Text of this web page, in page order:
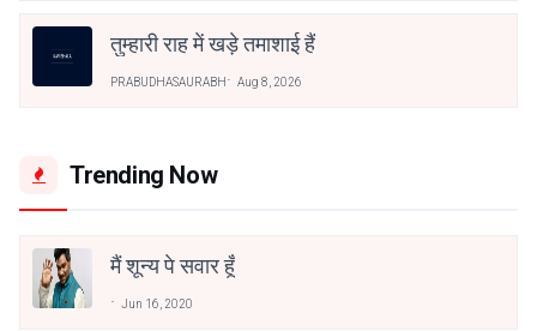
तुम्हारी राह में खड़े तमाशाई हैं
PRABUDHASAURABH Aug 8, 2026
Trending Now
मैं शून्य पे सवार हूँ
Jun 16, 2020